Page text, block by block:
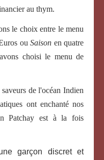
au thym.
le choix entre le menu
ou Saison en quatre
choisi le menu de
de l'océan Indien
ont enchanté nos
Patchay est à la fois
garçon discret et